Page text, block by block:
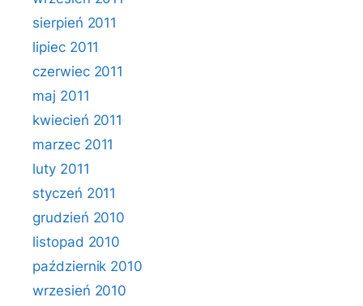
sierpień 2011
lipiec 2011
czerwiec 2011
maj 2011
kwiecień 2011
marzec 2011
luty 2011
styczeń 2011
grudzień 2010
listopad 2010
październik 2010
wrzesień 2010